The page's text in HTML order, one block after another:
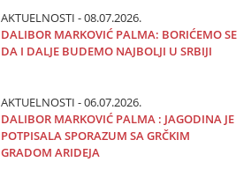
AKTUELNOSTI - 08.07.2026.
DALIBOR MARKOVIĆ PALMA: BORIĆEMO SE
DA I DALJE BUDEMO NAJBOLJI U SRBIJI
AKTUELNOSTI - 06.07.2026.
DALIBOR MARKOVIĆ PALMA : JAGODINA JE
POTPISALA SPORAZUM SA GRČKIM
GRADOM ARIDEJA